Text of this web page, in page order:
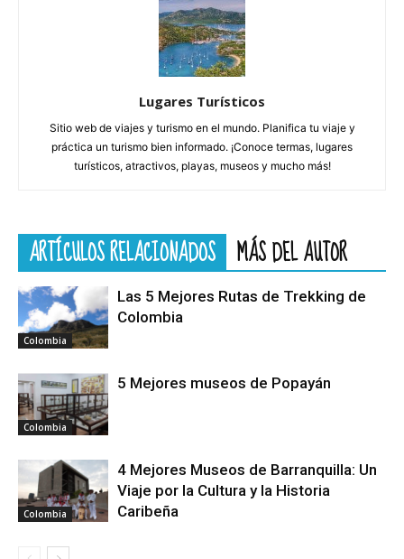
Lugares Turísticos
Sitio web de viajes y turismo en el mundo. Planifica tu viaje y
práctica un turismo bien informado. ¡Conoce termas, lugares
turísticos, atractivos, playas, museos y mucho más!
ARTÍCULOS RELACIONADOS MÁS DEL AUTOR
Colombia
Las 5 Mejores Rutas de Trekking de
Colombia
Colombia
5 Mejores museos de Popayán
Colombia
4 Mejores Museos de Barranquilla: Un
Viaje por la Cultura y la Historia
Caribeña